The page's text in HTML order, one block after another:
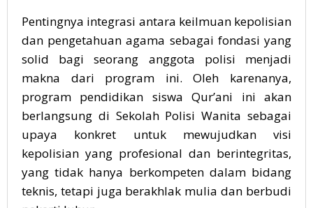
Pentingnya integrasi antara keilmuan kepolisian
dan pengetahuan agama sebagai fondasi yang
solid bagi seorang anggota polisi menjadi
makna dari program ini. Oleh karenanya,
program pendidikan siswa Qur’ani ini akan
berlangsung di Sekolah Polisi Wanita sebagai
upaya konkret untuk mewujudkan visi
kepolisian yang profesional dan berintegritas,
yang tidak hanya berkompeten dalam bidang
teknis, tetapi juga berakhlak mulia dan berbudi